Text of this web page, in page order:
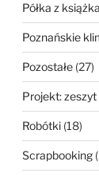
Półka z
Poznańskie
Pozostałe(27)
Projekt: zeszyt
Robótki(18)
Scrapbooking